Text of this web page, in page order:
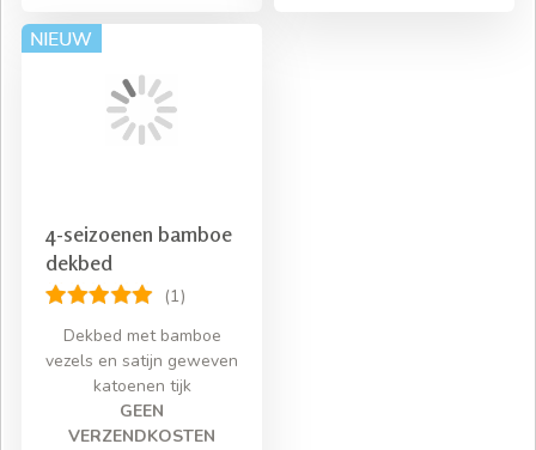
4-seizoenen bamboe
dekbed
(1)
Dekbed met bamboe
vezels en satijn geweven
katoenen tijk
GEEN
VERZENDKOSTEN